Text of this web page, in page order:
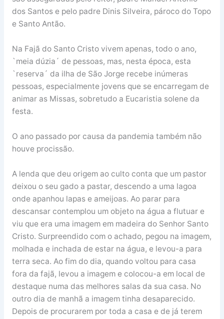
dos Santos e pelo padre Dinis Silveira, pároco do Topo
e Santo Antão.
Na Fajã do Santo Cristo vivem apenas, todo o ano,
`meia dúzia´ de pessoas, mas, nesta época, esta
`reserva´ da ilha de São Jorge recebe inúmeras
pessoas, especialmente jovens que se encarregam de
animar as Missas, sobretudo a Eucaristia solene da
festa.
O ano passado por causa da pandemia também não
houve procissão.
A lenda que deu origem ao culto conta que um pastor
deixou o seu gado a pastar, descendo a uma lagoa
onde apanhou lapas e ameijoas. Ao parar para
descansar contemplou um objeto na água a flutuar e
viu que era uma imagem em madeira do Senhor Santo
Cristo. Surpreendido com o achado, pegou na imagem,
molhada e inchada de estar na água, e levou-a para
terra seca. Ao fim do dia, quando voltou para casa
fora da fajã, levou a imagem e colocou-a em local de
destaque numa das melhores salas da sua casa. No
outro dia de manhã a imagem tinha desaparecido.
Depois de procurarem por toda a casa e de já terem